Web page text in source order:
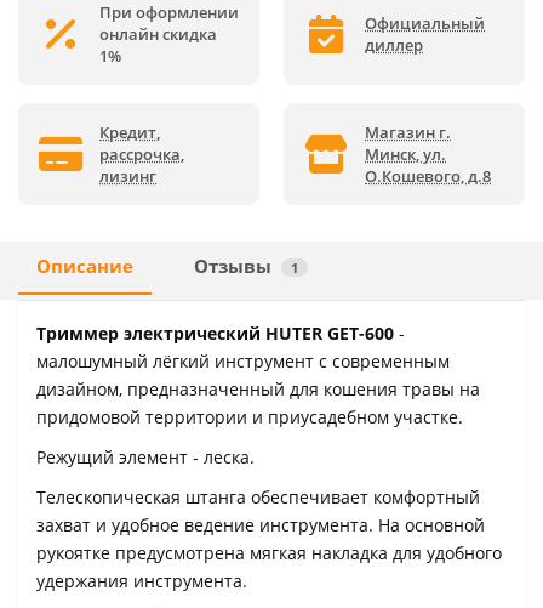
При оформлении
онлайн скидка
1%
Официальный
диллер
Кредит,
рассрочка,
лизинг
Магазин г.
Минск, ул.
О.Кошевого, д.8
Описание Отзывы 1
Триммер электрический HUTER GET-600 -
малошумный лёгкий инструмент с современным
дизайном, предназначенный для кошения травы на
придомовой территории и приусадебном участке.
Режущий элемент - леска.
Телескопическая штанга обеспечивает комфортный
захват и удобное ведение инструмента. На основной
рукоятке предусмотрена мягкая накладка для удобного
удержания инструмента.